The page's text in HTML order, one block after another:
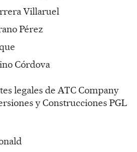
Villaruel
Pérez
Córdova
legales de ATC Company
y Construcciones PGL